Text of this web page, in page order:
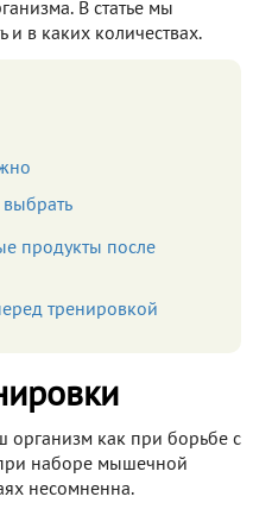
В статье мы
и в каких количествах.
продукты после
тренировкой
организм как при борьбе с
наборе мышечной
несомненна.